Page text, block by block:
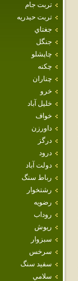
تربت جام
تربت حيدريه
جغتاي
جنگل
چاپشلو
چکنه
چناران
خرو
خليل آباد
خواف
داورزن
درگز
درود
دولت آباد
رباط سنگ
رشتخوار
رضويه
روداب
ريوش
سبزوار
سرخس
سفيد سنگ
سلامي